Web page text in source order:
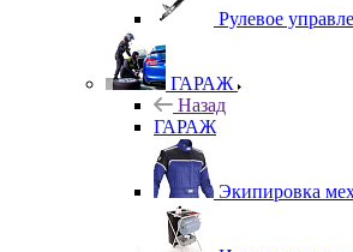
Рулевое
ГАРАЖ
Назад
ГАРАЖ
Экипировка